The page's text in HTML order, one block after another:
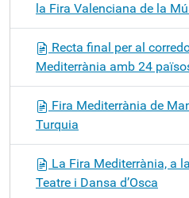
la Fira Valenciana de la
Recta final per al
Mediterrània amb 24
Fira Mediterrània de
Turquia
La Fira Mediterrània, a
Teatre i Dansa d’Osca